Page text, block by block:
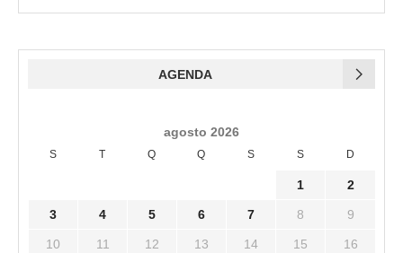
AGENDA
agosto 2026
S T Q Q S S D
1 2
3 4 5 6 7 8 9
10 11 12 13 14 15 16